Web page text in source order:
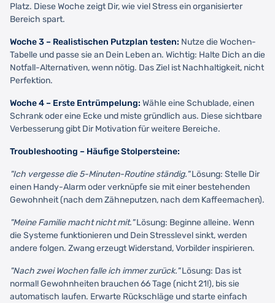
Platz. Diese Woche zeigt Dir, wie viel Stress ein organisierter
Bereich spart.
Woche 3 – Realistischen Putzplan testen: Nutze die Wochen-
Tabelle und passe sie an Dein Leben an. Wichtig: Halte Dich an die
Notfall-Alternativen, wenn nötig. Das Ziel ist Nachhaltigkeit, nicht
Perfektion.
Woche 4 – Erste Entrümpelung: Wähle eine Schublade, einen
Schrank oder eine Ecke und miste gründlich aus. Diese sichtbare
Verbesserung gibt Dir Motivation für weitere Bereiche.
Troubleshooting – Häufige Stolpersteine:
"Ich vergesse die 5-Minuten-Routine ständig."Lösung: Stelle Dir
einen Handy-Alarm oder verknüpfe sie mit einer bestehenden
Gewohnheit (nach dem Zähneputzen, nach dem Kaffeemachen).
"Meine Familie macht nicht mit."Lösung: Beginne alleine. Wenn
die Systeme funktionieren und Dein Stresslevel sinkt, werden
andere folgen. Zwang erzeugt Widerstand, Vorbilder inspirieren.
"Nach zwei Wochen falle ich immer zurück."Lösung: Das ist
normal! Gewohnheiten brauchen 66 Tage (nicht 21!), bis sie
automatisch laufen. Erwarte Rückschläge und starte einfach